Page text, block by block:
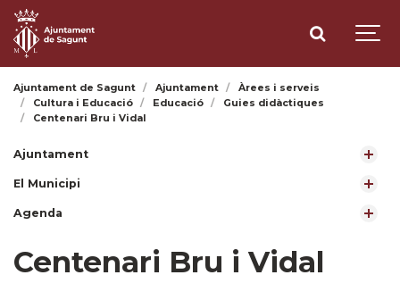
Ajuntament de Sagunt Ajuntament
Àrees i serveis
Cultura i Educació
Educació
Guies didàctiques
Centenari Bru i Vidal
Ajuntament
El Municipi
Agenda
Centenari Bru i Vidal